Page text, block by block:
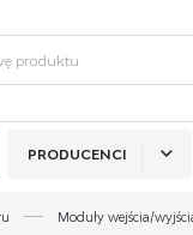
PRODUCENCI
Moduły wejścia/